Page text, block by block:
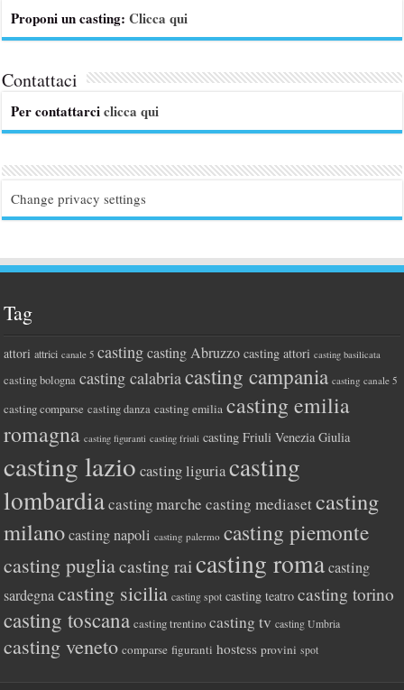
Proponi un casting:Clicca qui
Contattaci
Per contattarciclicca qui
Change privacy settings
Tag
attori attrici canale 5 casting casting Abruzzo casting attori casting basilicata
casting bologna casting calabriacasting campania casting canale 5
casting comparse casting danza casting emilia casting emilia
romagna casting figuranti casting friuli casting Friuli Venezia Giulia
casting lazio casting liguriacasting
lombardiacasting marche casting mediasetcasting
milano casting napoli casting palermo casting piemonte
casting pugliacasting rai casting roma casting
sardegna casting sicilia casting spot casting teatro casting torino
casting toscana casting trentino casting tv casting Umbria
casting veneto comparse figuranti hostess provini spot